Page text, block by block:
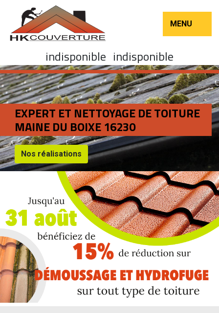
MENU
indisponible indisponible
EXPERT ET NETTOYAGE DE TOITURE
MAINE DU BOIXE 16230
Nos réalisations